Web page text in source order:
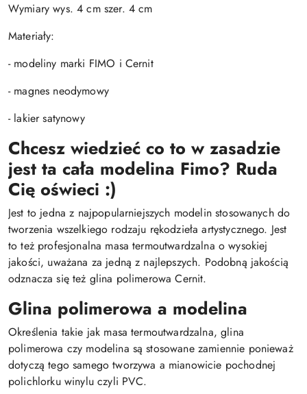
Wymiary wys. 4 cm szer. 4 cm
Materiały:
- modeliny marki FIMO i Cernit
- magnes neodymowy
- lakier satynowy
Chcesz wiedzieć co to w zasadzie
jest ta cała modelina Fimo? Ruda
Cię oświeci :)
Jest to jedna z najpopularniejszych modelin stosowanych do
tworzenia wszelkiego rodzaju rękodzieła artystycznego. Jest
to też profesjonalna masa termoutwardzalna o wysokiej
jakości, uważana za jedną z najlepszych. Podobną jakością
odznacza się też glina polimerowa Cernit.
Glina polimerowa a modelina
Określenia takie jak masa termoutwardzalna, glina
polimerowa czy modelina są stosowane zamiennie ponieważ
dotyczą tego samego tworzywa a mianowicie pochodnej
polichlorku winylu czyli PVC.